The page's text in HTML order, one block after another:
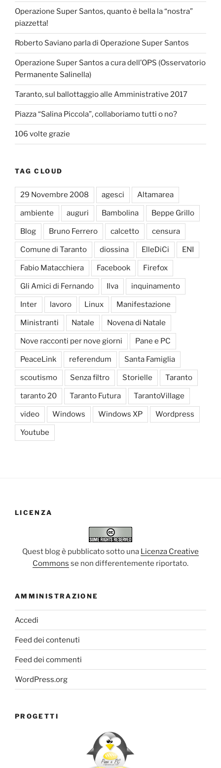
Operazione Super Santos, quanto è bella la “nostra”
piazzetta!
Roberto Saviano parla di Operazione Super Santos
Operazione Super Santos a cura dell’OPS (Osservatorio
Permanente Salinella)
Taranto, sul ballottaggio alle Amministrative 2017
Piazza “Salina Piccola”, collaboriamo tutti o no?
106 volte grazie
TAG CLOUD
29 Novembre 2008 agesci Altamarea
ambiente auguri Bambolina Beppe Grillo
Blog Bruno Ferrero calcetto censura
Comune di Taranto diossina ElleDiCi ENI
Fabio Matacchiera Facebook Firefox
Gli Amici di Fernando Ilva inquinamento
Inter lavoro Linux Manifestazione
Ministranti Natale Novena di Natale
Nove racconti per nove giorni Pane e PC
PeaceLink referendum Santa Famiglia
scoutismo Senza filtro Storielle Taranto
taranto 20 Taranto Futura TarantoVillage
video Windows Windows XP Wordpress
Youtube
LICENZA
Quest blog è pubblicato sotto una Licenza Creative
Commons se non differentemente riportato.
AMMINISTRAZIONE
Accedi
Feed dei contenuti
Feed dei commenti
WordPress.org
PROGETTI